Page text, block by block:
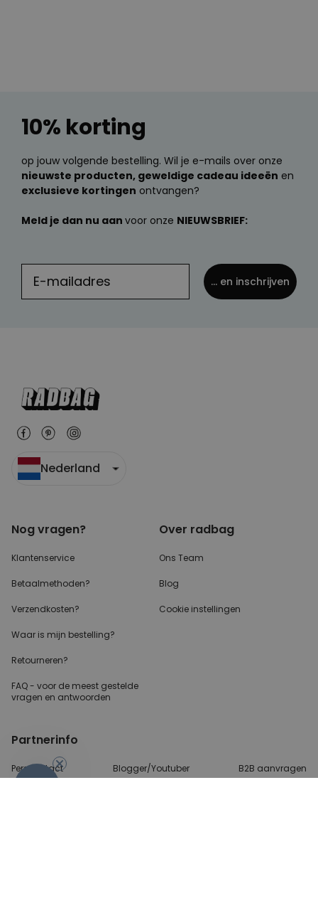
10% korting
op jouw volgende bestelling. Wil je e-mails over onze
nieuwste producten, geweldige cadeau ideeën en
exclusieve kortingen ontvangen?
Meld je dan nu aan voor onze NIEUWSBRIEF:
... en inschrijven
Nederland
Nog vragen?
Klantenservice
Betaalmethoden?
Verzendkosten?
Waar is mijn bestelling?
Retourneren?
FAQ - voor de meest gestelde
vragen en antwoorden
Over radbag
Ons Team
Blog
Cookie instellingen
Partnerinfo
Perscontact Blogger/Youtuber B2B aanvragen